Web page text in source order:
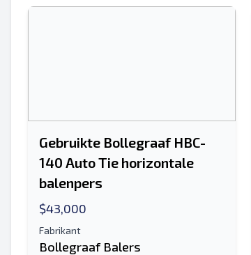
Gebruikte Bollegraaf HBC-
140 Auto Tie horizontale
balenpers
$43,000
Fabrikant
Bollegraaf Balers